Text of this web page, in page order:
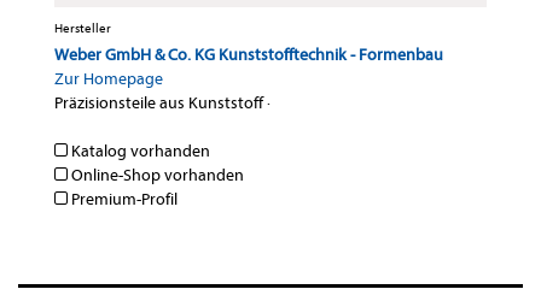
Hersteller
Weber GmbH & Co. KG Kunststofftechnik - Formenbau
Zur Homepage
Präzisionsteile aus Kunststoff·
Katalog vorhanden
Online-Shop vorhanden
Premium-Profil